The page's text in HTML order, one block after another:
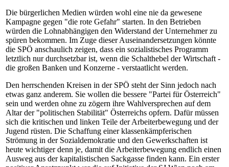
Die bürgerlichen Medien würden wohl eine nie da gewesene
Kampagne gegen "die rote Gefahr" starten. In den Betrieben
würden die Lohnabhängigen den Widerstand der Unternehmer zu
spüren bekommen. Im Zuge dieser Auseinandersetzungen könnte
die SPÖ anschaulich zeigen, dass ein sozialistisches Programm
letztlich nur durchsetzbar ist, wenn die Schalthebel der Wirtschaft -
die großen Banken und Konzerne - verstaatlicht werden.
Den herrschenden Kreisen in der SPÖ steht der Sinn jedoch nach
etwas ganz anderem. Sie wollen die bessere "Partei für Österreich"
sein und werden ohne zu zögern ihre Wahlversprechen auf dem
Altar der "politischen Stabilität" Österreichs opfern. Dafür müssen
sich die kritischen und linken Teile der Arbeiterbewegung und der
Jugend rüsten. Die Schaffung einer klassenkämpferischen
Strömung in der Sozialdemokratie und den Gewerkschaften ist
heute wichtiger denn je, damit die Arbeiterbewegung endlich einen
Ausweg aus der kapitalistischen Sackgasse finden kann. Ein erster